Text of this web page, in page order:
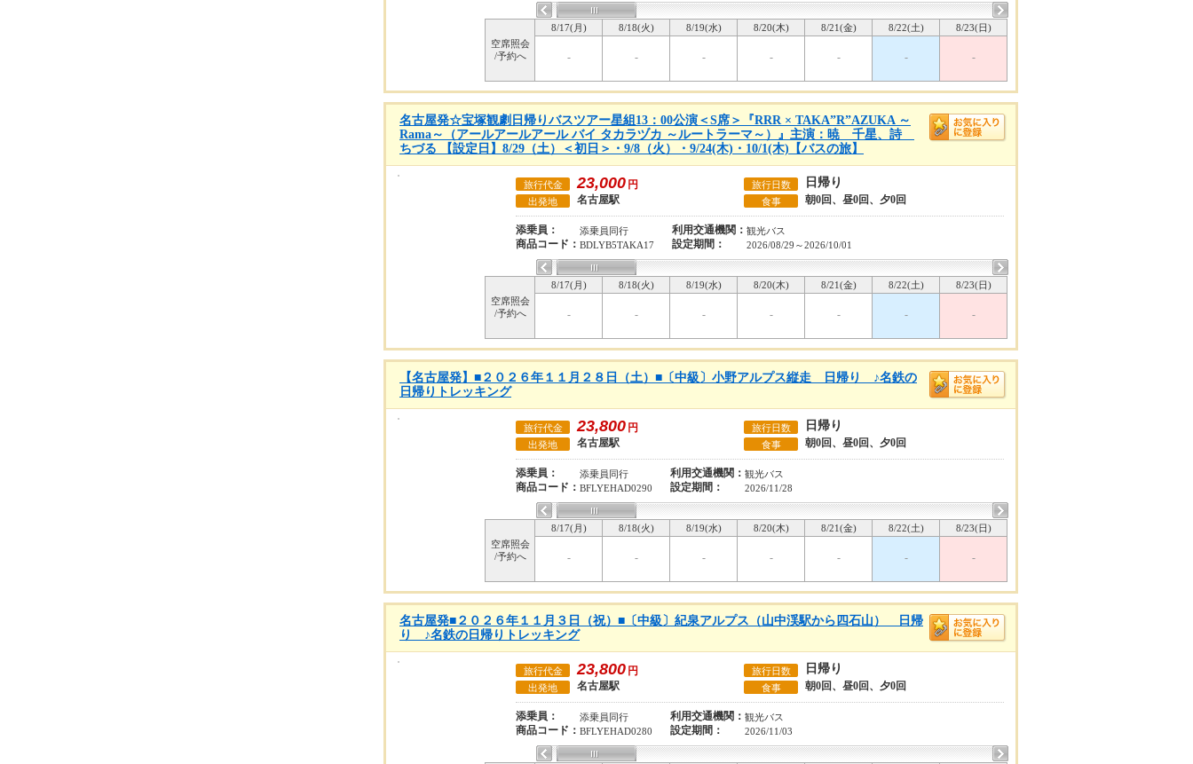
空席照会
/予約へ
8/17(月) 8/18(火) 8/19(水) 8/20(木) 8/21(金) 8/22(土) 8/23(日)
- - - - - - -
名古屋発☆宝塚観劇日帰りバスツアー星組13：00公演＜S席＞『RRR × TAKA”R”AZUKA ～
Rama～（アールアールアール バイ タカラヅカ ～ルートラーマ～）』主演：暁 千星、詩
ちづる 【設定日】8/29（土）＜初日＞・9/8（火）・9/24(木)・10/1(木)【バスの旅】
旅行代金 23,000 円 旅行日数 日帰り
出発地 名古屋駅 食事 朝0回、昼0回、夕0回
添乗員： 添乗員同行 利用交通機関： 観光バス
商品コード： BDLYB5TAKA17 設定期間： 2026/08/29～2026/10/01
空席照会
/予約へ
8/17(月) 8/18(火) 8/19(水) 8/20(木) 8/21(金) 8/22(土) 8/23(日)
- - - - - - -
【名古屋発】■２０２６年１１月２８日（土）■〔中級〕小野アルプス縦走 日帰り ♪名鉄の
日帰りトレッキング
旅行代金 23,800 円 旅行日数 日帰り
出発地 名古屋駅 食事 朝0回、昼0回、夕0回
添乗員： 添乗員同行 利用交通機関： 観光バス
商品コード： BFLYEHAD0290 設定期間： 2026/11/28
空席照会
/予約へ
8/17(月) 8/18(火) 8/19(水) 8/20(木) 8/21(金) 8/22(土) 8/23(日)
- - - - - - -
名古屋発■２０２６年１１月３日（祝）■〔中級〕紀泉アルプス（山中渓駅から四石山） 日帰
り ♪名鉄の日帰りトレッキング
旅行代金 23,800 円 旅行日数 日帰り
出発地 名古屋駅 食事 朝0回、昼0回、夕0回
添乗員： 添乗員同行 利用交通機関： 観光バス
商品コード： BFLYEHAD0280 設定期間： 2026/11/03